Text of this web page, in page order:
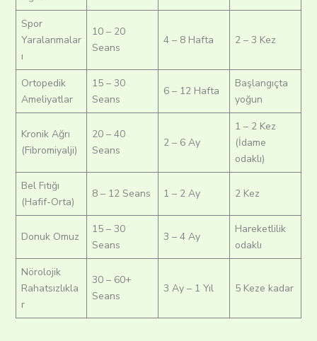
Spor
Yaralanmalar
ı
10 – 20
Seans
4 – 8 Hafta 2 – 3 Kez
Ortopedik
Ameliyatlar
15 – 30
Seans
6 – 12 Hafta
Başlangıçta
yoğun
Kronik Ağrı
(Fibromiyalji)
20 – 40
Seans
2 – 6 Ay
1 – 2 Kez
(İdame
odaklı)
Bel Fıtığı
(Hafif-Orta)
8 – 12 Seans 1 – 2 Ay 2 Kez
Donuk Omuz
15 – 30
Seans
3 – 4 Ay
Hareketlilik
odaklı
Nörolojik
Rahatsızlıkla
r
30 – 60+
Seans
3 Ay – 1 Yıl 5 Keze kadar